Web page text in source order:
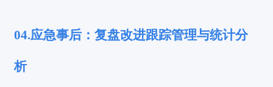
04.应急事后：复盘改进跟踪管理与统计分
析